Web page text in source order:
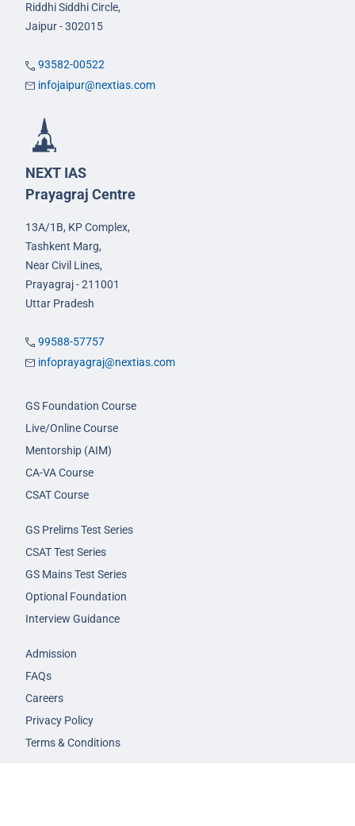
Riddhi Siddhi Circle,
Jaipur - 302015
93582-00522
infojaipur@nextias.com
NEXT IAS
Prayagraj Centre
13A/1B, KP Complex,
Tashkent Marg,
Near Civil Lines,
Prayagraj - 211001
Uttar Pradesh
99588-57757
infoprayagraj@nextias.com
GS Foundation Course
Live/Online Course
Mentorship (AIM)
CA-VA Course
CSAT Course
GS Prelims Test Series
CSAT Test Series
GS Mains Test Series
Optional Foundation
Interview Guidance
Admission
FAQs
Careers
Privacy Policy
Terms & Conditions